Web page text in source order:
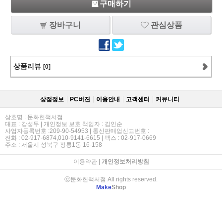
구매하기
장바구니 관심상품
상품리뷰 [0]
상점정보 PC버젼 이용안내 고객센터 커뮤니티
상호명 : 문화헌책서점
대표 : 강성두 | 개인정보 보호 책임자 : 김인순
사업자등록번호 :209-90-54953 | 통신판매업신고번호 :
전화 : 02-917-6874,010-9141-6615 | 팩스 : 02-917-0669
주소 : 서울시 성북구 정릉1동 16-158
이용약관| 개인정보처리방침
ⓒ문화헌책서점 All rights reserved.
MakeShop